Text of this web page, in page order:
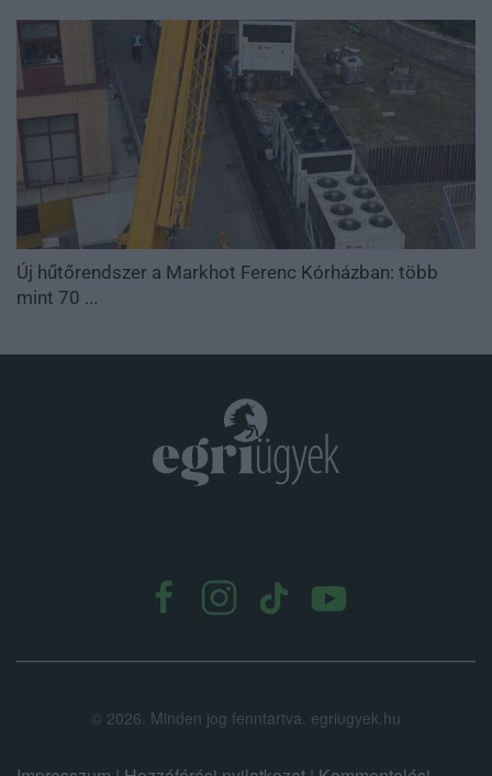
Új hűtőrendszer a Markhot Ferenc Kórházban: több
mint 70 ...
© 2026. Minden jog fenntartva. egriugyek.hu